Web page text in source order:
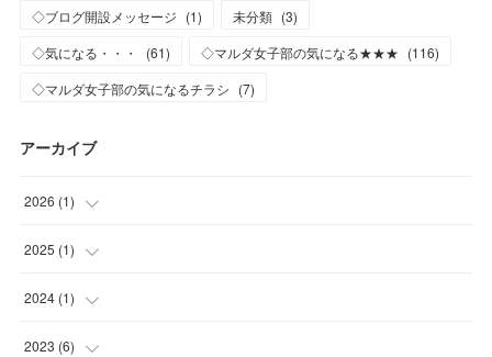
◇ブログ開設メッセージ (1) 未分類 (3)
◇気になる・・・
(61) ◇マルダ女子部の気になる★★★ (116)
◇マルダ女子部の気になるチラシ (7)
アーカイブ
2026 (1)
( )
2025 (1)
( )
2024 (1)
( )
2023 (6)